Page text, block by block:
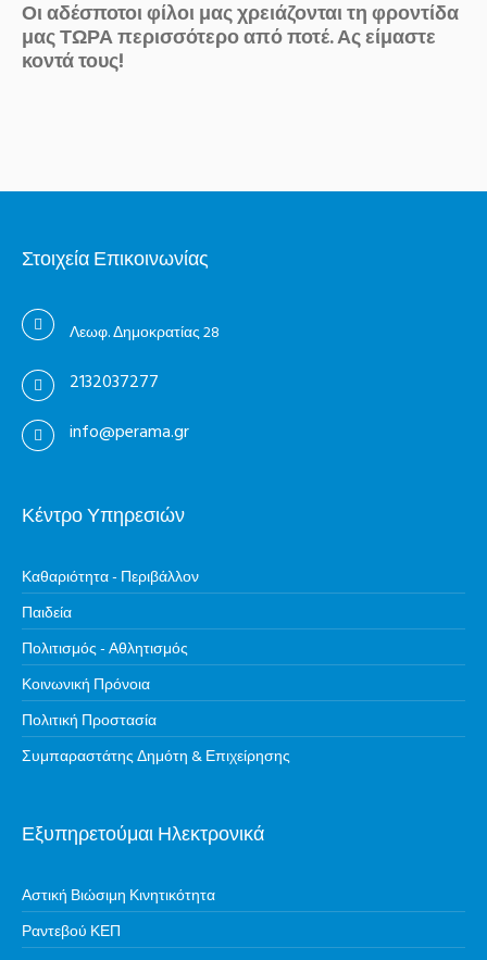
Οι αδέσποτοι φίλοι μας χρειάζονται τη φροντίδα
μας ΤΩΡΑ περισσότερο από ποτέ. Ας είμαστε
κοντά τους!
Στοιχεία Επικοινωνίας
Λεωφ. Δημοκρατίας 28
2132037277
info@perama.gr
Κέντρο Υπηρεσιών
Καθαριότητα - Περιβάλλον
Παιδεία
Πολιτισμός - Αθλητισμός
Κοινωνική Πρόνοια
Πολιτική Προστασία
Συμπαραστάτης Δημότη & Επιχείρησης
Εξυπηρετούμαι Ηλεκτρονικά
Αστική Βιώσιμη Κινητικότητα
Ραντεβού ΚΕΠ